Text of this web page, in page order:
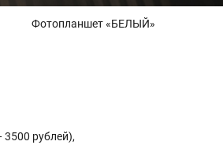
Фотопланшет «БЕЛЫЙ»
рублей),